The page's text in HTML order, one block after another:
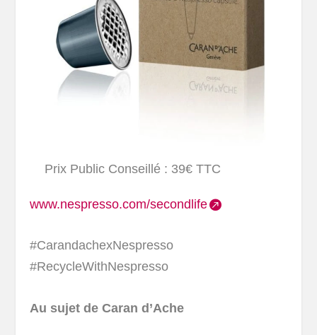
Prix Public Conseillé : 39€ TTC
www.nespresso.com/secondlife
#CarandachexNespresso
#RecycleWithNespresso
Au sujet de Caran d’Ache